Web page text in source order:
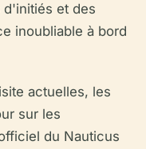
et des
inoubliable à bord
actuelles, les
sur les
du Nauticus